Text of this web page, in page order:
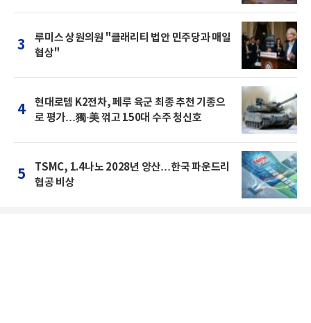
3
루미스 상원의원 "클래리티 법안 민주당과 매일
협상"
4
현대로템 K2전차, 페루 육군 최종 추천 기종으
로 평가…獨·美 꺾고 150대 수주 청신호
5
TSMC, 1.4나노 2028년 양산…한국 파운드리
협공 비상